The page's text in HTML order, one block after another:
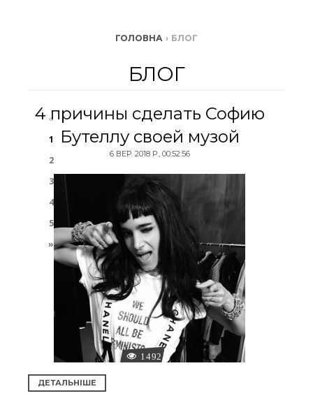
ГОЛОВНА › БЛОГ
БЛОГ
4 причины сделать Софию
Бутеллу своей музой
6 ВЕР. 2018 Р., 00:52:56
1492
ДЕТАЛЬНІШЕ
«
1
2
3
4
5
»